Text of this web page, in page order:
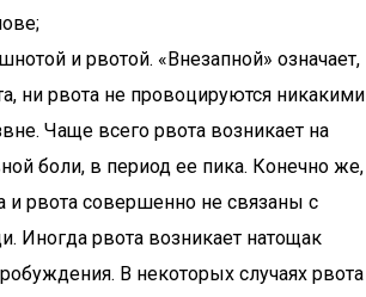
и рвотой. «Внезапной» означает,
ни рвота не провоцируются никакими
Чаще всего рвота возникает на
боли, в период ее пика. Конечно же,
и рвота совершенно не связаны с
Иногда рвота возникает натощак
В некоторых случаях рвота